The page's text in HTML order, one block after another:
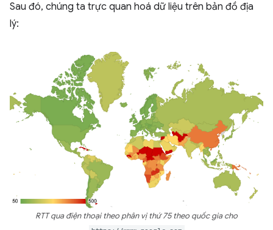
Sau đó, chúng ta trực quan hoá dữ liệu trên bản đồ địa
lý:
RTT qua điện thoại theo phân vị thứ 75 theo quốc gia cho